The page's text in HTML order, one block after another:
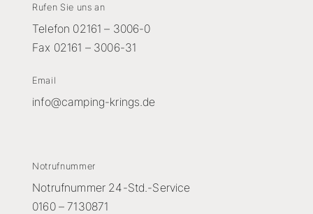
Rufen Sie uns an
Telefon 02161 – 3006-0
Fax 02161 – 3006-31
Email
info@camping-krings.de
Notrufnummer
Notrufnummer 24-Std.-Service
0160 – 7130871